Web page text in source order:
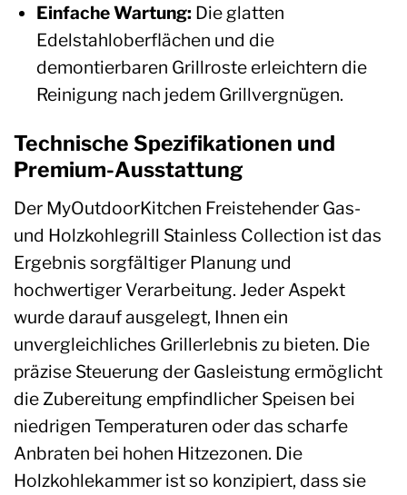
Einfache Wartung: Die glatten
Edelstahloberflächen und die
demontierbaren Grillroste erleichtern die
Reinigung nach jedem Grillvergnügen.
Technische Spezifikationen und
Premium-Ausstattung
Der MyOutdoorKitchen Freistehender Gas-
und Holzkohlegrill Stainless Collection ist das
Ergebnis sorgfältiger Planung und
hochwertiger Verarbeitung. Jeder Aspekt
wurde darauf ausgelegt, Ihnen ein
unvergleichliches Grillerlebnis zu bieten. Die
präzise Steuerung der Gasleistung ermöglicht
die Zubereitung empfindlicher Speisen bei
niedrigen Temperaturen oder das scharfe
Anbraten bei hohen Hitzezonen. Die
Holzkohlekammer ist so konzipiert, dass sie